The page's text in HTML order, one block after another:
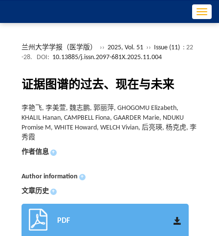
兰州大学学报（医学版） ›› 2025, Vol. 51 ›› Issue (11) : 22
-28.
DOI: 10.13885/j.issn.2097-681X.2025.11.004
证据图谱的过去、现在与未来
李艳飞, 李美萱, 魏志鹏, 郭丽萍, GHOGOMU Elizabeth,
KHALIL Hanan, CAMPBELL Fiona, GAARDER Marie, NDUKU
Promise M, WHITE Howard, WELCH Vivian, 后亮瑛, 杨克虎, 李
秀霞
作者信息 +
Author information +
文章历史 +
PDF